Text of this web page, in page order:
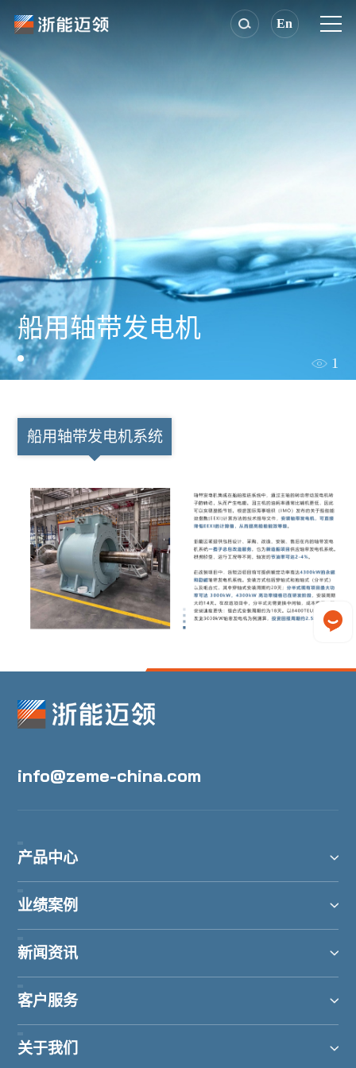
En
船用轴带发电机
1
船用轴带发电机系统
info@zeme-china.com
产品中心
业绩案例
新闻资讯
客户服务
关于我们